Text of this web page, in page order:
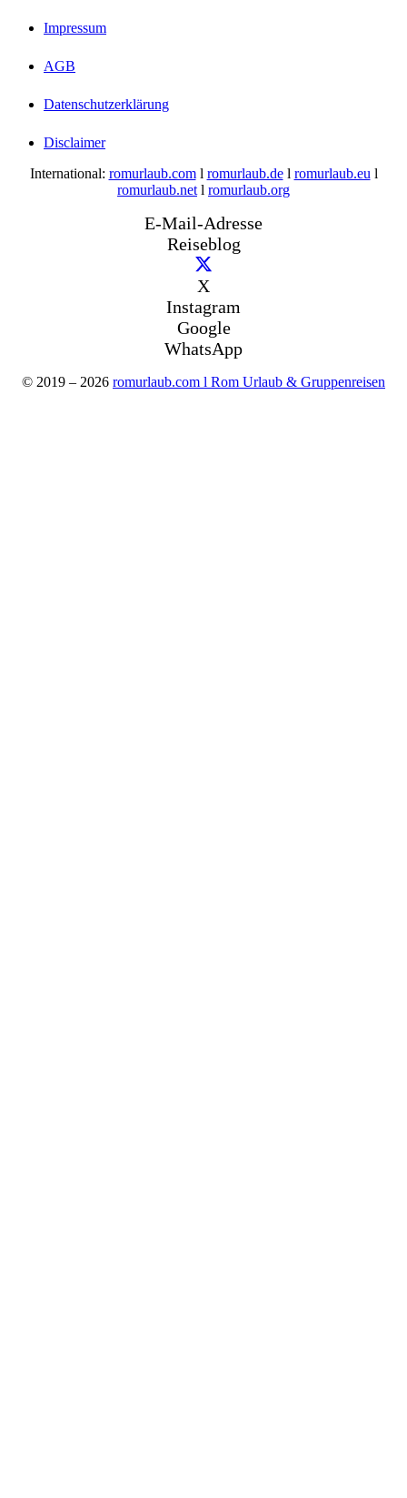
Impressum
AGB
Datenschutzerklärung
Disclaimer
International: romurlaub.coml romurlaub.del romurlaub.eu l
romurlaub.net l romurlaub.org
E-Mail-Adresse
Reiseblog
X
Instagram
Google
WhatsApp
© 2019 – 2026 romurlaub.com l Rom Urlaub & Gruppenreisen